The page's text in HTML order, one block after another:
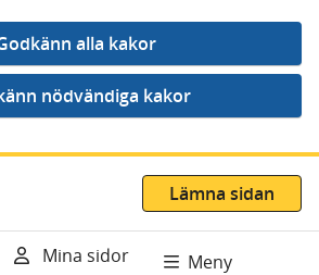
Lämna sidan
Mina sidor Meny